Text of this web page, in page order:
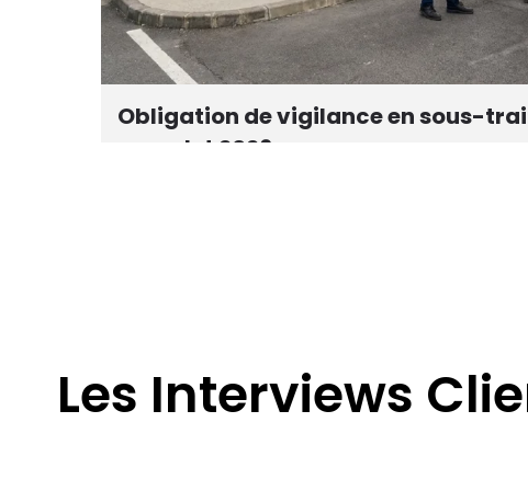
Obligation de vigilance en sous-
complet 2026
Les Interviews